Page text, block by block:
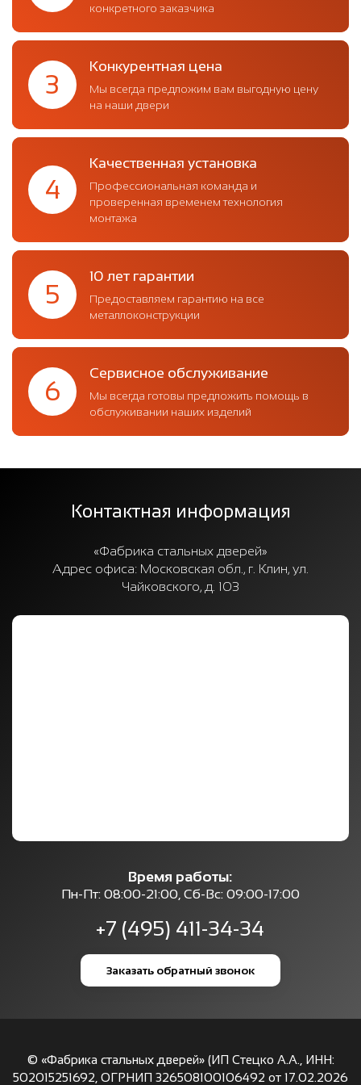
конкретного заказчика
3
Конкурентная цена
Мы всегда предложим вам выгодную цену
на наши двери
4
Качественная установка
Профессиональная команда и
проверенная временем технология
монтажа
5
10 лет гарантии
Предоставляем гарантию на все
металлоконструкции
6
Сервисное обслуживание
Мы всегда готовы предложить помощь в
обслуживании наших изделий
Контактная информация
«Фабрика стальных дверей»
Адрес офиса: Московская обл., г. Клин, ул.
Чайковского, д. 103
Время работы:
Пн-Пт: 08:00-21:00, Сб-Вс: 09:00-17:00
+7 (495) 411-34-34
Заказать обратный звонок
© «Фабрика стальных дверей» (ИП Стецко А.А., ИНН:
502015251692, ОГРНИП 326508100106492 от 17.02.2026